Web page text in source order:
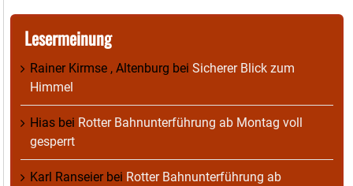
Lesermeinung
Rainer Kirmse , Altenburg bei Sicherer Blick zum
Himmel
Hias bei Rotter Bahnunterführung ab Montag voll
gesperrt
Karl Ranseierbei Rotter Bahnunterführung ab